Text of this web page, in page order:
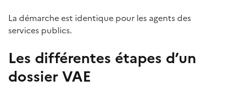
La démarche est identique pour les agents des
services publics.
Les différentes étapes d’un
dossier VAE